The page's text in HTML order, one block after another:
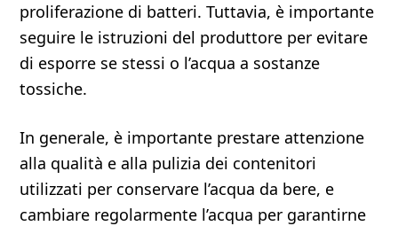
proliferazione di batteri. Tuttavia, è importante
seguire le istruzioni del produttore per evitare
di esporre se stessi o l’acqua a sostanze
tossiche.
In generale, è importante prestare attenzione
alla qualità e alla pulizia dei contenitori
utilizzati per conservare l’acqua da bere, e
cambiare regolarmente l’acqua per garantirne